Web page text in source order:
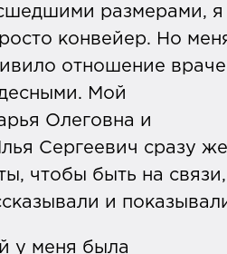
представляет из
ткань, которая
костей нашего тела: в
лопатках, костях таза
также содержится
материал
лейкоцитов и
размерами, я
конвейер. Но
отношение
Мой
Олеговна и
Сергеевич сразу же
чтобы быть на связи,
и
у меня была